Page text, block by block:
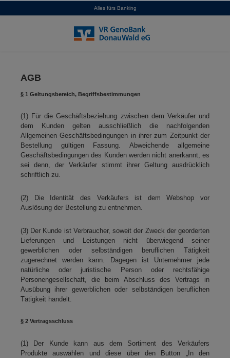
Alles fürs Banking
AGB
§ 1 Geltungsbereich, Begriffsbestimmungen
(1) Für die Geschäftsbeziehung zwischen dem Verkäufer und
dem Kunden gelten ausschließlich die nachfolgenden
Allgemeinen Geschäftsbedingungen in ihrer zum Zeitpunkt der
Bestellung gültigen Fassung. Abweichende allgemeine
Geschäftsbedingungen des Kunden werden nicht anerkannt, es
sei denn, der Verkäufer stimmt ihrer Geltung ausdrücklich
schriftlich zu.
(2) Die Identität des Verkäufers ist dem Webshop vor
Auslösung der Bestellung zu entnehmen.
(3) Der Kunde ist Verbraucher, soweit der Zweck der georderten
Lieferungen und Leistungen nicht überwiegend seiner
gewerblichen oder selbständigen beruflichen Tätigkeit
zugerechnet werden kann. Dagegen ist Unternehmer jede
natürliche oder juristische Person oder rechtsfähige
Personengesellschaft, die beim Abschluss des Vertrags in
Ausübung ihrer gewerblichen oder selbständigen beruflichen
Tätigkeit handelt.
§ 2 Vertragsschluss
(1) Der Kunde kann aus dem Sortiment des Verkäufers
Produkte auswählen und diese über den Button „In den